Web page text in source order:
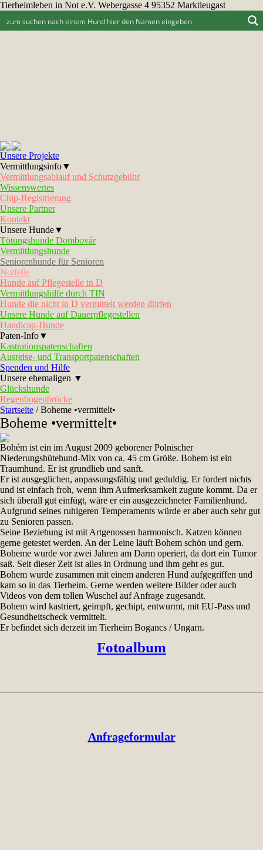
Tierheimleben in Not e.V. Webergasse 4 95352 Marktleugast
Unsere Projekte
Vermittlungsinfo▼
Vermittlungsablauf und Schutzgebühr
Wissenswertes
Chip-Registrierung
Unsere Partner
Kontakt
Unsere Hunde▼
Tötungshunde Dombovár
Vermittlungshunde
Seniorenhunde für Senioren
Notfelle
Hunde auf Pflegestelle in D
Vermittlungshilfe durch TIN
Hunde die nicht in D vermittelt werden dürfen
Unsere Hunde auf Dauerpflegestellen
Handicap-Hunde
Paten-Info▼
Kastrationspatenschaften
Ausreise- und Transportpatenschaften
Spenden und Hilfe
Unsere ehemaligen ▼
Glückshunde
Regenbogenbrücke
Startseite /Boheme •vermittelt•
Boheme •vermittelt•
Bohém ist ein im August 2009 geborener Polnischer
Niederungshütehund-Mix von ca. 45 cm Größe. Bohem ist ein
Traumhund. Er ist grundlieb und sanft.
Er ist ausgeglichen, anpassungsfähig und geduldig. Er fordert nichts
und ist einfach froh, wenn ihm Aufmerksamkeit zugute kommt. Da er
sich überall gut einfügt, wäre er ein ausgezeichneter Familienhund.
Aufgrund seines ruhigeren Temperaments würde er aber auch sehr gut
zu Senioren passen.
Seine Beziehung ist mit Artgenossen harmonisch. Katzen können
gerne getestet werden. An der Leine läuft Bohem schön und gern.
Boheme wurde vor zwei Jahren am Darm operiert, da dort ein Tumor
saß. Seit dieser Zeit ist alles in Ordnung und ihm geht es gut.
Bohem wurde zusammen mit einem anderen Hund aufgegriffen und
kam so in das Tierheim. Gerne werden weitere Bilder oder auch
Videos von dem tollen Wuschel auf Anfrage zugesandt.
Bohem wird kastriert, geimpft, gechipt, entwurmt, mit EU-Pass und
Gesundheitscheck vermittelt.
Er befindet sich derzeit im Tierheim Bogancs / Ungarn.
Fotoalbum
Anfrageformular